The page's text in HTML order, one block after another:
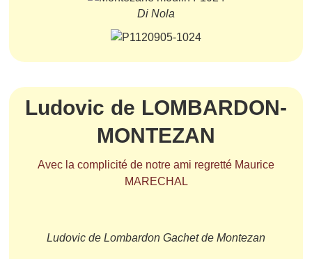
Di Nola
Ludovic de LOMBARDON-
MONTEZAN
Avec la complicité de notre ami regretté Maurice
MARECHAL
Ludovic de Lombardon Gachet de Montezan